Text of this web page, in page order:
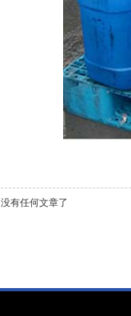
没有任何文章了